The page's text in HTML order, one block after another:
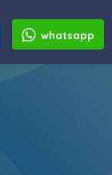
whatsapp